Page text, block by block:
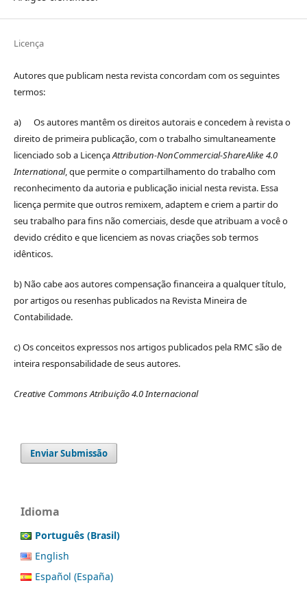
Licença
Autores que publicam nesta revista concordam com os seguintes
termos:
a) Os autores mantêm os direitos autorais e concedem à revista o
direito de primeira publicação, com o trabalho simultaneamente
licenciado sob a LicençaAttribution-NonCommercial-ShareAlike 4.0
International, que permite o compartilhamento do trabalho com
reconhecimento da autoria e publicação inicial nesta revista. Essa
licença permite que outros remixem, adaptem e criem a partir do
seu trabalho para fins não comerciais, desde que atribuam a você o
devido crédito e que licenciem as novas criações sob termos
idênticos.
b) Não cabe aos autores compensação financeira a qualquer título,
por artigos ou resenhas publicados na Revista Mineira de
Contabilidade.
c) Os conceitos expressos nos artigos publicados pela RMC são de
inteira responsabilidade de seus autores.
Creative Commons Atribuição 4.0 Internacional
Enviar Submissão
Idioma
Português (Brasil)
English
Español (España)